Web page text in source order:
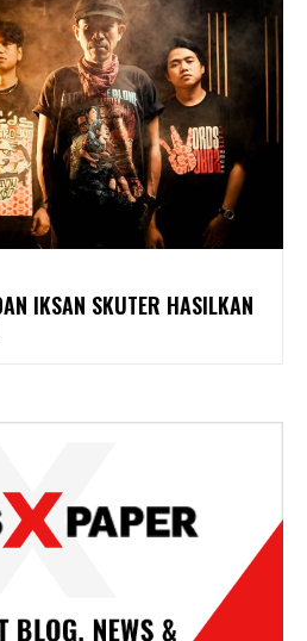
IKSAN SKUTER HASILKAN